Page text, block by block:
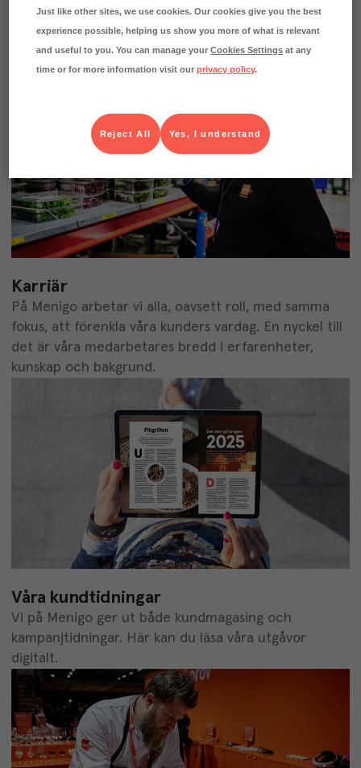
Menigo har ett nyhetsrum på MyNewsdesk där du
hittar bildmaterial, pressmeddelanden och annat
matnyttigt.
Karriär
På Menigo arbetar vi alla, oavsett roll, med samma
fokus, att förenkla våra kunders vardag. En nyckel till
det är våra medarbetares bredd i erfarenheter,
kunskap och bakgrund.
Våra kundtidningar
Vi på Menigo ger ut både kundmagasing och
kampanjtidningar. Här kan du läsa våra utgåvor
digitalt.
Just like other sites, we use cookies. Our cookies give you the best
experience possible, helping us show you more of what is relevant
and useful to you. You can manage yourCookies Settings at any
time or for more information visit ourprivacy policy.
Yes, I understand
Reject All